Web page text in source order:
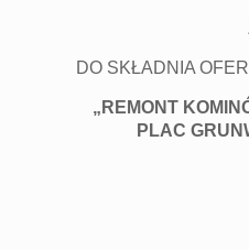
DO SKŁADNIA
„REMONT
PLAC